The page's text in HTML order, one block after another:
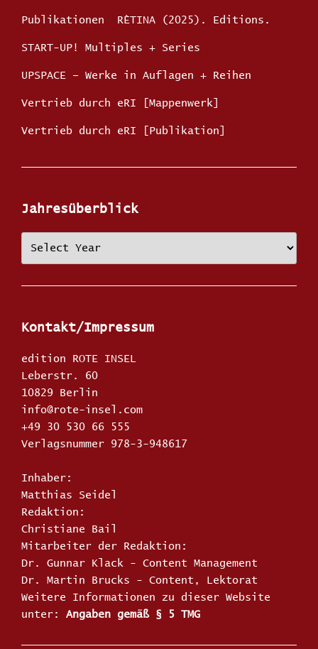
Publikationen RÈTINA (2025). Editions.
START-UP! Multiples + Series
UPSPACE – Werke in Auflagen + Reihen
Vertrieb durch eRI [Mappenwerk]
Vertrieb durch eRI [Publikation]
Jahresüberblick
Kontakt/Impressum
edition ROTE INSEL
Leberstr. 60
10829 Berlin
info@rote-insel.com
+49 30 530 66 555
Verlagsnummer 978-3-948617
Inhaber:
Matthias Seidel
Redaktion:
Christiane Bail
Mitarbeiter der Redaktion:
Dr. Gunnar Klack - Content Management
Dr. Martin Brucks - Content, Lektorat
Weitere Informationen zu dieser Website
unter: Angaben gemäß § 5 TMG